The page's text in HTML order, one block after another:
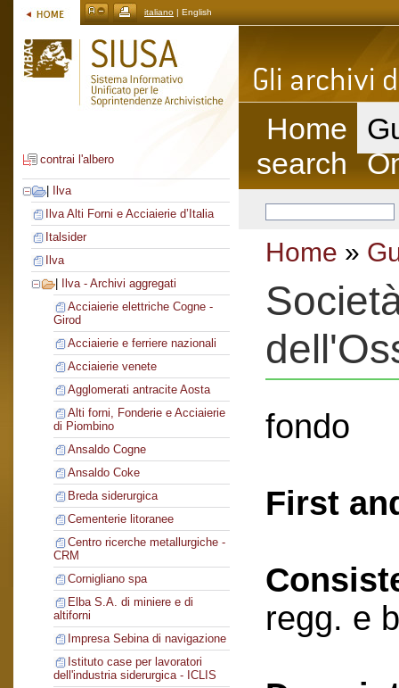
italiano | English
contrai l'albero
Ilva
Ilva Alti Forni e Acciaierie d’Italia
Italsider
Ilva
Ilva - Archivi aggregati
Acciaierie elettriche Cogne -
Girod
Acciaierie e ferriere nazionali
Acciaierie venete
Agglomerati antracite Aosta
Alti forni, Fonderie e Acciaierie
di Piombino
Ansaldo Cogne
Ansaldo Coke
Breda siderurgica
Cementerie litoranee
Centro ricerche metallurgiche -
CRM
Cornigliano spa
Elba S.A. di miniere e di
altiforni
Impresa Sebina di navigazione
Istituto case per lavoratori
dell'industria siderurgica - ICLIS
Home
search
Home »
fondo
First
regg. e